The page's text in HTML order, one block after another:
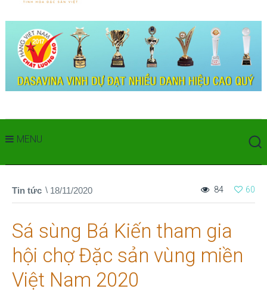
MENU
Tin tức 18/11/2020 60
84
Sá sùng Bá Kiến tham gia
hội chợ Đặc sản vùng miền
Việt Nam 2020